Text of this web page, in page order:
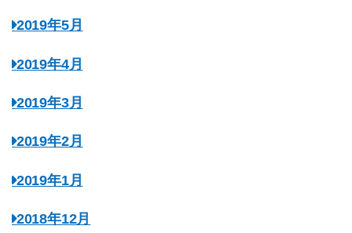
2019年5月
2019年4月
2019年3月
2019年2月
2019年1月
2018年12月